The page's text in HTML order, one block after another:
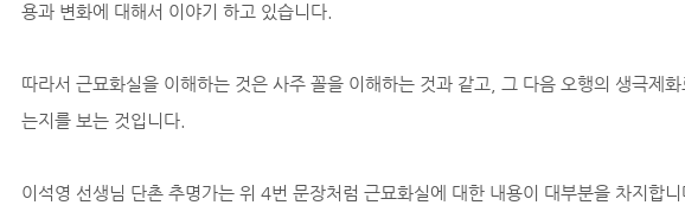
용과 변화에 대해서 이야기 하고 있습니다.
따라서 근묘화실을 이해하는 것은 사주 꼴을 이해하는 것과 같고, 그 다음 오행의 생극제
는지를 보는 것입니다.
이석영 선생님 단촌 추명가는 위 4번 문장처럼 근묘화실에 대한 내용이 대부분을 차지합